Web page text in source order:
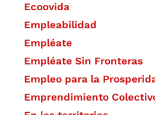
Ecoovida
Empleabilidad
Empléate
Empléate Sin Fronteras
Empleo para la
Emprendimiento